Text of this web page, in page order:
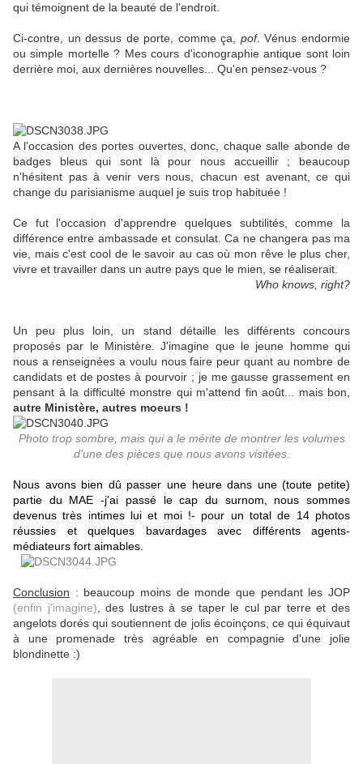
qui témoignent de la beauté de l'endroit.
Ci-contre, un dessus de porte, comme ça, pof. Vénus endormie
ou simple mortelle ? Mes cours d'iconographie antique sont loin
derrière moi, aux dernières nouvelles... Qu'en pensez-vous ?
A l'occasion des portes ouvertes, donc, chaque salle abonde de
badges bleus qui sont là pour nous accueillir ; beaucoup
n'hésitent pas à venir vers nous, chacun est avenant, ce qui
change du parisianisme auquel je suis trop habituée !
Ce fut l'occasion d'apprendre quelques subtilités, comme la
différence entre ambassade et consulat. Ca ne changera pas ma
vie, mais c'est cool de le savoir au cas où mon rêve le plus cher,
vivre et travailler dans un autre pays que le mien, se réaliserait.
Who knows, right?
Un peu plus loin, un stand détaille les différents concours
proposés par le Ministère. J'imagine que le jeune homme qui
nous a renseignées a voulu nous faire peur quant au nombre de
candidats et de postes à pourvoir ; je me gausse grassement en
pensant à la difficulté monstre qui m'attend fin août... mais bon,
autre Ministère, autres moeurs !
Photo trop sombre, mais qui a le mérite de montrer les volumes
d'une des pièces que nous avons visitées.
Nous avons bien dû passer une heure dans une (toute petite)
partie du MAE -j'ai passé le cap du surnom, nous sommes
devenus très intimes lui et moi !- pour un total de 14 photos
réussies et quelques bavardages avec différents agents-
médiateurs fort aimables.
Conclusion : beaucoup moins de monde que pendant les JOP
(enfin j'imagine) , des lustres à se taper le cul par terre et des
angelots dorés qui soutiennent de jolis écoinçons, ce qui équivaut
à une promenade très agréable en compagnie d'une jolie
blondinette :)